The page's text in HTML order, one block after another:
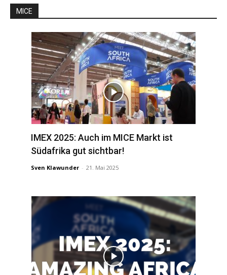
MICE
IMEX 2025: Auch im MICE Markt ist
Südafrika gut sichtbar!
Sven Klawunder - 21. Mai 2025